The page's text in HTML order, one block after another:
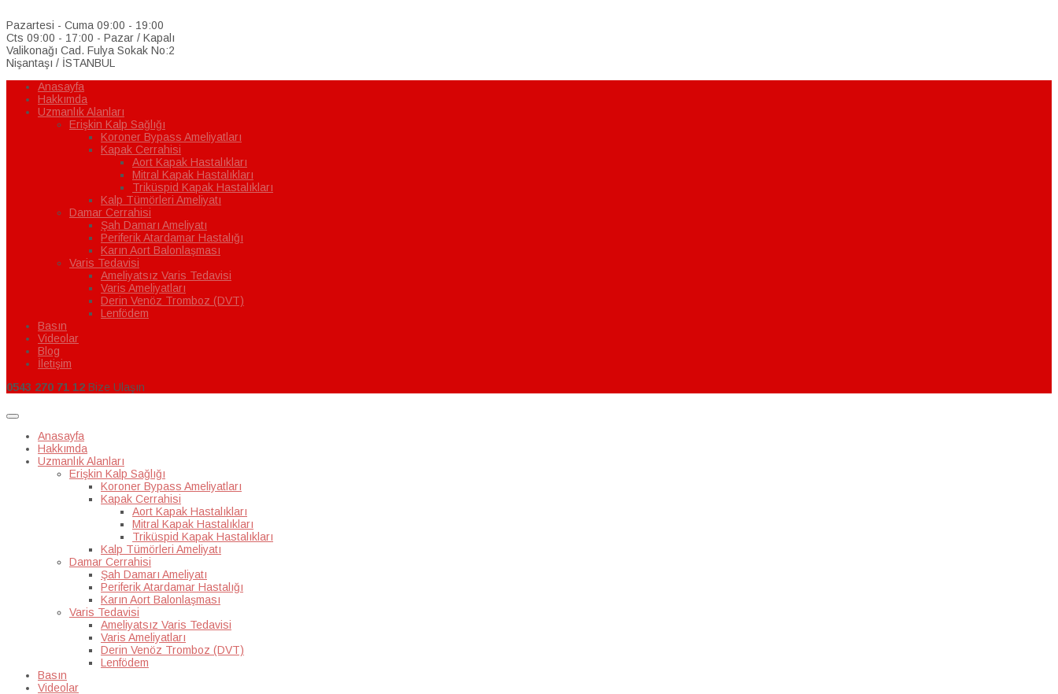
Pazartesi - Cuma 09:00 - 19:00
Cts 09:00 - 17:00 - Pazar / Kapalı
Valikonağı Cad. Fulya Sokak No:2
Nişantaşı / İSTANBUL
Anasayfa
Hakkımda
Uzmanlık Alanları
Erişkin Kalp Sağlığı
Koroner Bypass Ameliyatları
Kapak Cerrahisi
Aort Kapak Hastalıkları
Mitral Kapak Hastalıkları
Triküspid Kapak Hastalıkları
Kalp Tümörleri Ameliyatı
Damar Cerrahisi
Şah Damarı Ameliyatı
Periferik Atardamar Hastalığı
Karın Aort Balonlaşması
Varis Tedavisi
Ameliyatsız Varis Tedavisi
Varis Ameliyatları
Derin Venöz Tromboz (DVT)
Lenfödem
Basın
Videolar
Blog
İletişim
0543 270 71 12 Bize Ulaşın
Anasayfa
Hakkımda
Uzmanlık Alanları
Erişkin Kalp Sağlığı
Koroner Bypass Ameliyatları
Kapak Cerrahisi
Aort Kapak Hastalıkları
Mitral Kapak Hastalıkları
Triküspid Kapak Hastalıkları
Kalp Tümörleri Ameliyatı
Damar Cerrahisi
Şah Damarı Ameliyatı
Periferik Atardamar Hastalığı
Karın Aort Balonlaşması
Varis Tedavisi
Ameliyatsız Varis Tedavisi
Varis Ameliyatları
Derin Venöz Tromboz (DVT)
Lenfödem
Basın
Videolar